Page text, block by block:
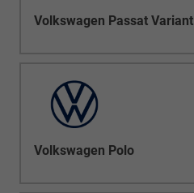
Volkswagen Passat Variant
Volkswagen Polo